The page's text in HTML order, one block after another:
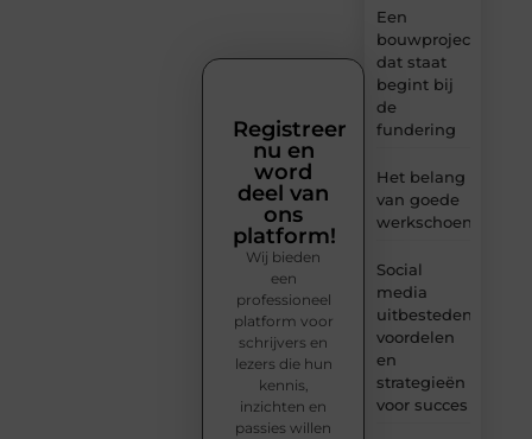
Een
bouwproject
dat staat
begint bij
de
fundering
Het belang
van goede
werkschoenen
Social
media
uitbesteden:
voordelen
en
strategieën
voor succes
Registreer
nu en
word
deel van
ons
platform!
Wij bieden
een
professioneel
platform voor
schrijvers en
lezers die hun
kennis,
inzichten en
passies willen